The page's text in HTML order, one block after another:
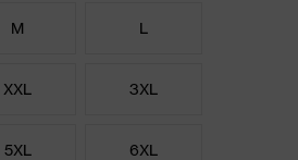
M L
XXL 3XL
5XL 6XL